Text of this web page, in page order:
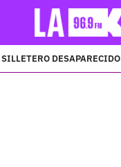
DESAPARECIDO